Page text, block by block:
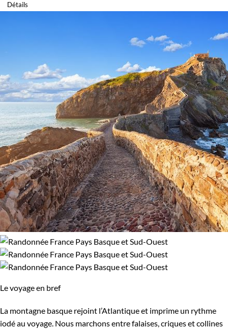
Détails
Le voyage en bref
La montagne basque rejoint l’Atlantique et imprime un rythme
iodé au voyage. Nous marchons entre falaises, criques et collines